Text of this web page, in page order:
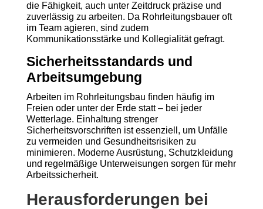
die Fähigkeit, auch unter Zeitdruck präzise und
zuverlässig zu arbeiten. Da Rohrleitungsbauer oft
im Team agieren, sind zudem
Kommunikationsstärke und Kollegialität gefragt.
Sicherheitsstandards und
Arbeitsumgebung
Arbeiten im Rohrleitungsbau finden häufig im
Freien oder unter der Erde statt – bei jeder
Wetterlage. Einhaltung strenger
Sicherheitsvorschriften ist essenziell, um Unfälle
zu vermeiden und Gesundheitsrisiken zu
minimieren. Moderne Ausrüstung, Schutzkleidung
und regelmäßige Unterweisungen sorgen für mehr
Arbeitssicherheit.
Herausforderungen bei